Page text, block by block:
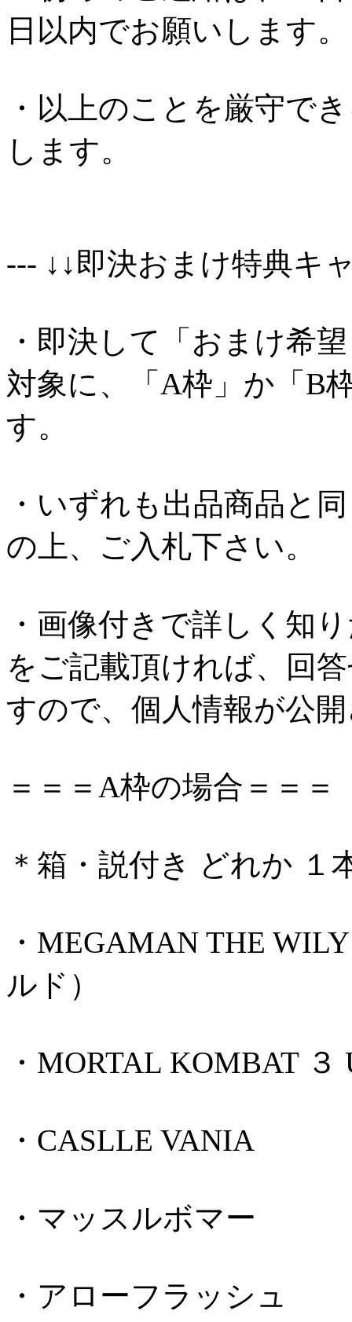
日以内でお願いします。
・以上のことを厳守で
します。
--- ↓↓即決おまけ特典キ
・即決して「おまけ希
対象に、「A枠」か「B
す。
・いずれも出品商品と
の上、ご入札下さい。
・画像付きで詳しく知
をご記載頂ければ、回
すので、個人情報が公
＝＝＝A枠の場合＝＝＝
＊箱・説付き どれか １
・MEGAMAN THE
ルド）
・MORTAL KOMBAT ３
・CASLLE VANIA
・マッスルボマー
・アローフラッシュ